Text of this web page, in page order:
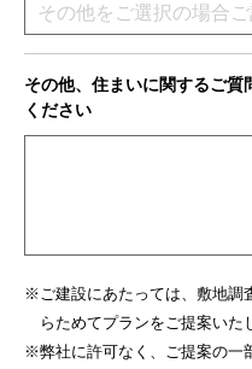
その他、住まいに関するご質
ください
ご建設にあたっては、敷地
らためてプランをご提案いた
弊社に許可なく、ご提案の一